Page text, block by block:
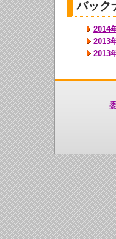
バック
2014
2013
2013